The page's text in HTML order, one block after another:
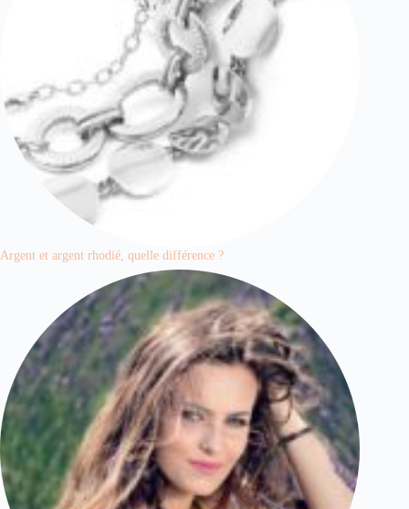
Argent et argent rhodié, quelle différence ?